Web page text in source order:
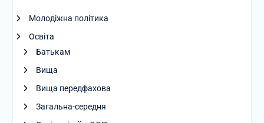
Молодіжна політика
Освіта
Батькам
Вища
Вища передфахова
Загальна-середня